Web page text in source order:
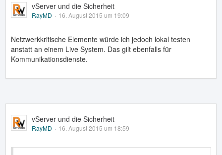
vServer und die Sicherheit
RayMD 16. August 2015 um 19:09
Netzwerkkritische Elemente würde ich jedoch lokal testen
anstatt an einem Live System. Das gilt ebenfalls für
Kommunikationsdienste.
vServer und die Sicherheit
RayMD 16. August 2015 um 18:59